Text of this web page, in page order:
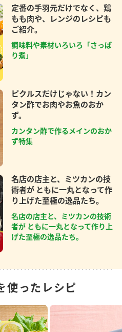
定番の手羽元だけでなく、鶏
もも肉や、レンジのレシピも
ご紹介。
調味料や素材いろいろ「さっぱ
り煮」
ピクルスだけじゃない！カン
タン酢でお肉やお魚のおか
ず。
カンタン酢で作るメインのおか
ず特集
名店の店主と、ミツカンの技
術者が ともに一丸となって作
り上げた至極の逸品たち。
名店の店主と、ミツカンの技術
者が ともに一丸となって作り上
げた至極の逸品たち。
使ったレシピ